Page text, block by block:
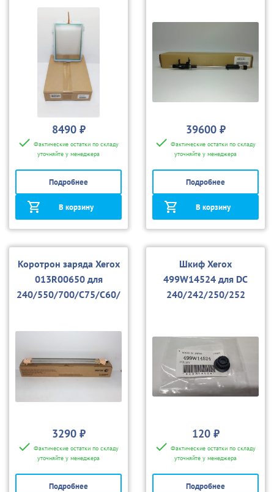
240/242/250/252/700/
4110/4112
8490 ₽
Фактические остатки по складу
уточняйте у менеджера
Подробнее
В корзину
39600 ₽
Фактические остатки по складу
уточняйте у менеджера
Подробнее
В корзину
Коротрон заряда Xerox
013R00650 для
240/550/700/C75/С60/
3290 ₽
Фактические остатки по складу
уточняйте у менеджера
Подробнее
Шкиф Xerox
499W14524 для DC
240/242/250/252
120 ₽
Фактические остатки по складу
уточняйте у менеджера
Подробнее